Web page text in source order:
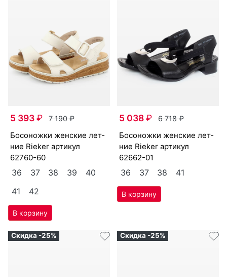
5 393₽ 7 190₽
бо­сонож­ки женс­кие лет­
ние Ri­eker артикул
62760-60
36 37 38 39
40
41
42
5 038₽ 6 718₽
бо­сонож­ки женс­кие лет­
ние Ri­eker артикул
62662-01
36 37 38 41
Скидка -25% Скидка -25%